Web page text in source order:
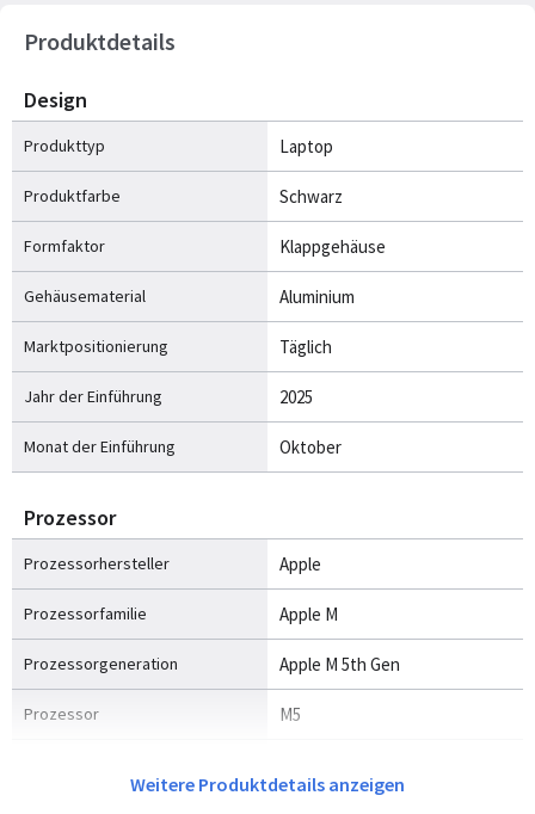
Produktdetails
Design
Produkttyp Laptop
Produktfarbe Schwarz
Formfaktor Klappgehäuse
Gehäusematerial Aluminium
Marktpositionierung Täglich
Jahr der Einführung 2025
Monat der Einführung Oktober
Prozessor
Prozessorhersteller Apple
Prozessorfamilie Apple M
Prozessorgeneration Apple M 5th Gen
Prozessor M5
Weitere Produktdetails anzeigen